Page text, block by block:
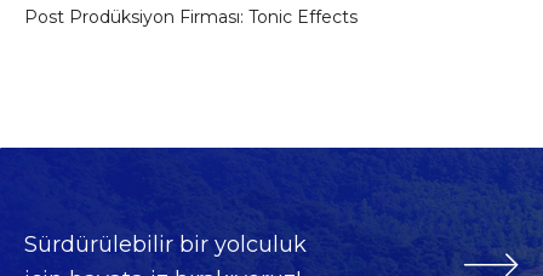
Post Prodüksiyon Firması: Tonic Effects
Sürdürülebilir bir yolculuk